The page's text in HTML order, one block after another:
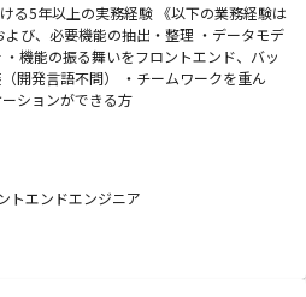
る5年以上の実務経験 《以下の業務経験は
び、必要機能の抽出・整理 ・データモデ
機能の振る舞いをフロントエンド、バッ
開発言語不問） ・チームワークを重ん
ションができる方
トエンドエンジニア